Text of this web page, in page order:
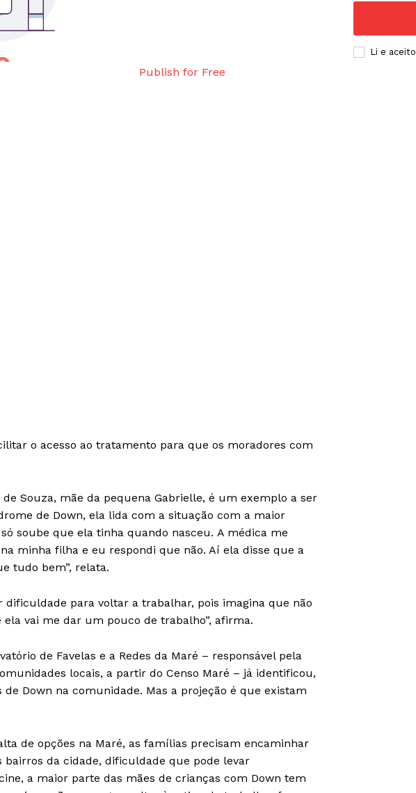
My account
Publish for Free
o acesso ao tratamento para que os moradores com
Souza, mãe da pequena Gabrielle, é um exemplo a ser
de Down, ela lida com a situação com a maior
soube que ela tinha quando nasceu. A médica me
minha filha e eu respondi que não. Aí ela disse que a
tudo bem”, relata.
para voltar a trabalhar, pois imagina que não
vai me dar um pouco de trabalho”, afirma.
de Favelas e a Redes da Maré – responsável pela
locais, a partir do Censo Maré – já identificou,
Down na comunidade. Mas a projeção é que existam
de opções na Maré, as famílias precisam encaminhar
da cidade, dificuldade que pode levar
a maior parte das mães de crianças com Down tem
Li e